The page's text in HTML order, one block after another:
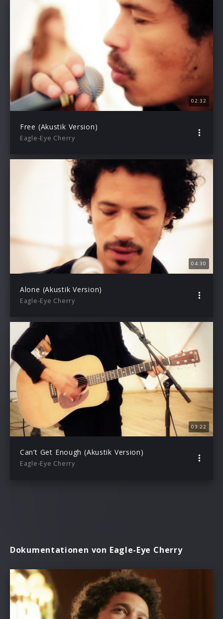
02:32
Free (Akustik Version)
Eagle-Eye Cherry
04:30
Alone (Akustik Version)
Eagle-Eye Cherry
03:22
Can’t Get Enough (Akustik Version)
Eagle-Eye Cherry
Dokumentationen von Eagle-Eye Cherry